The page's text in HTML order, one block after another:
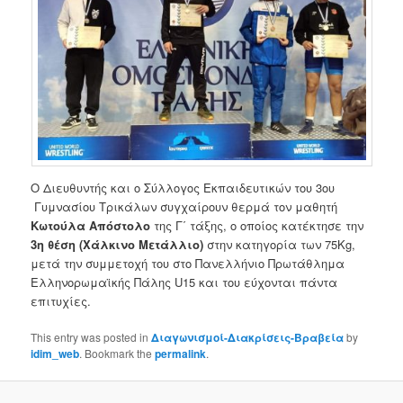
Ο Διευθυντής και ο Σύλλογος Εκπαιδευτικών του 3ου
Γυμνασίου Τρικάλων συγχαίρουν θερμά τον μαθητή
Κωτούλα Απόστολο της Γ΄ τάξης, ο οποίος κατέκτησε την
3η θέση (Χάλκινο Μετάλλιο) στην κατηγορία των 75Kg,
μετά την συμμετοχή του στο Πανελλήνιο Πρωτάθλημα
Ελληνορωμαϊκής Πάλης U15 και του εύχονται πάντα
επιτυχίες.
This entry was posted inΔιαγωνισμοί-Διακρίσεις-Βραβείαby
idim_web. Bookmark thepermalink.